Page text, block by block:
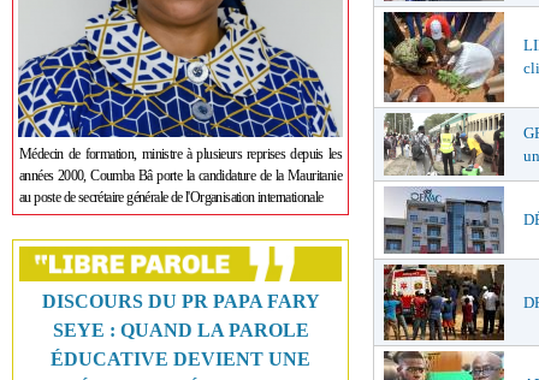
Médecin de formation, ministre à plusieurs reprises depuis les
années 2000, Coumba Bâ porte la candidature de la Mauritanie
au poste de secrétaire générale de l'Organisation internationale
DISCOURS DU PR PAPA FARY
SEYE : QUAND LA PAROLE
ÉDUCATIVE DEVIENT UNE